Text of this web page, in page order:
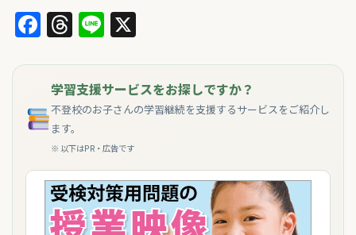
Facebook
Threads
Line
学習支援サービスをお探しですか？
不登校のお子さんの学習継続を支援するサービスをご紹介し
ます。
※ 以下はPR・広告です